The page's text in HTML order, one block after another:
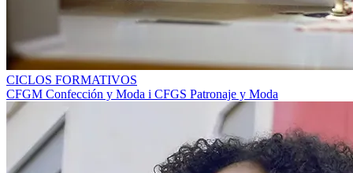
CICLOS FORMATIVOS
CFGM Confección y Moda i CFGS Patronaje y Moda